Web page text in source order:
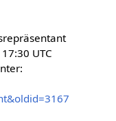
UTC